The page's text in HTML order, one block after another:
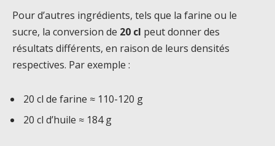
Pour d’autres ingrédients, tels que la farine ou le
sucre, la conversion de 20 cl peut donner des
résultats différents, en raison de leurs densités
respectives. Par exemple :
20 cl de farine ≈ 110-120 g
20 cl d’huile ≈ 184 g